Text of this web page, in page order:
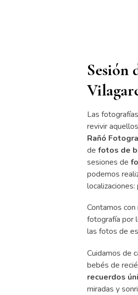
Sesión
Las
revivir
Rañó
de fotos de
sesiones de
podemos
Contamos
fotografía por
las fotos de
Cuidamos de
bebés de
recuerdos
miradas y